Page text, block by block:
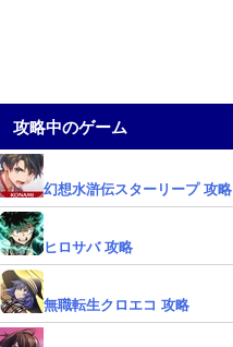
攻略中のゲーム
幻想水滸伝スターリープ 攻略
ヒロサバ 攻略
無職転生クロエコ 攻略